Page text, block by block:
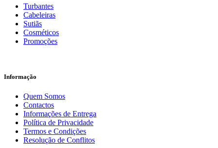
Turbantes
Cabeleiras
Sutiãs
Cosméticos
Promoções
Informação
Quem Somos
Contactos
Informações de Entrega
Política de Privacidade
Termos e Condições
Resolução de Conflitos